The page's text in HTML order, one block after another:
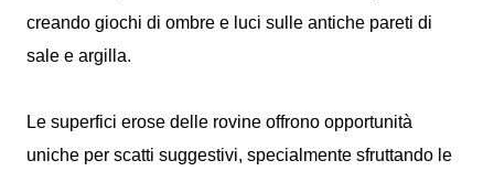
creando giochi di ombre e luci sulle antiche pareti di
sale e argilla.
Le superfici erose delle rovine offrono opportunità
uniche per scatti suggestivi, specialmente sfruttando le